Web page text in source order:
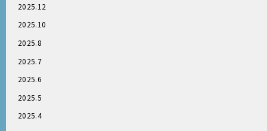
2025.12
2025.10
2025.8
2025.7
2025.6
2025.5
2025.4